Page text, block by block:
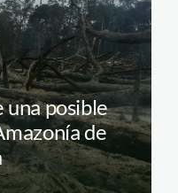
posible
de